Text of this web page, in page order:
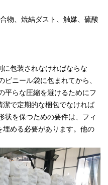
物、焼結ダスト、触媒、硫酸
包装されなければならな
ニール袋に包まれてから、
平らな圧縮を避けるためにフ
潔で定期的な梱包でなければ
状を保つための要件は、フィ
める必要があります。他の